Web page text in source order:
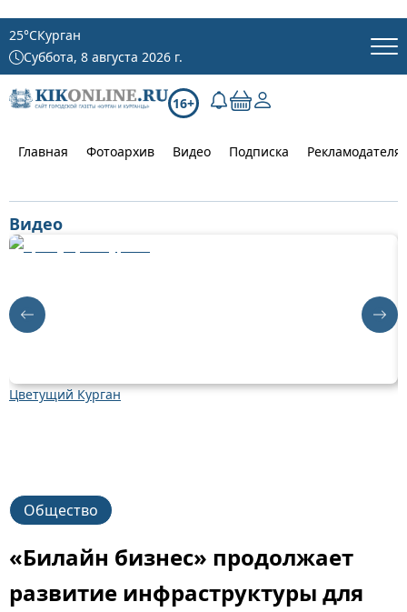
25°CКурган
Суббота, 8 августа 2026 г.
16+
Главная Фотоархив Видео Подписка
Видео
Цветущий Курган
Общество
«Билайн бизнес» продолжает
развитие инфраструктуры для